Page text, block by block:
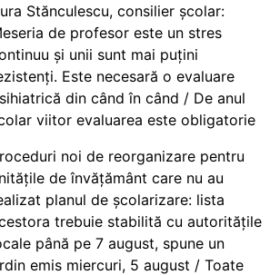
Stănculescu, consilier școlar:
de profesor este un stres
și unii sunt mai puțini
Este necesară o evaluare
din când în când / De anul
viitor evaluarea este obligatorie
noi de reorganizare pentru
de învățământ care nu au
planul de școlarizare: lista
trebuie stabilită cu autoritățile
până pe 7 august, spune un
emis miercuri, 5 august / Toate